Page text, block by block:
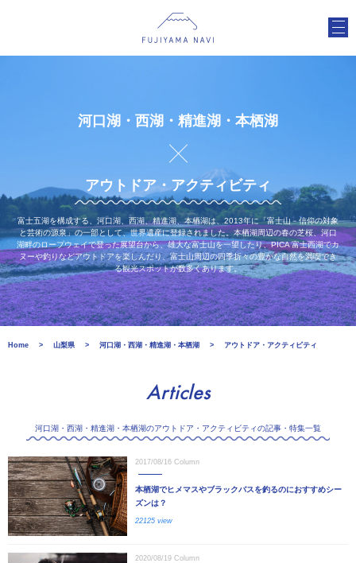
河口湖・西湖・精進湖・本栖湖
アウトドア・アクティビティ
富士五湖を構成する、河口湖、西湖、精進湖、本栖湖は、2013年に「富士山－信仰の対象
と芸術の源泉」の一部として、世界遺産に登録されました。本栖湖周辺の春の芝桜、河口
湖畔のロープウェイで登った展望台から、雄大な富士山を一望したり、PICA 富士西湖でカ
ヌーや釣りなどアウトドアを楽しんだり、富士山周辺の四季折々の豊かな自然を満喫でき
る観光スポットが数多くあります。
Home 山梨県 河口湖・西湖・精進湖・本栖湖 アウトドア・アクティビティ
Articles
河口湖・西湖・精進湖・本栖湖のアウトドア・アクティビティの記事・特集一覧
2017/08/16 Column
本栖湖でヒメマスやブラックバスを釣るのにおすすめシー
ズンは？
22125 view
2020/08/19 Column